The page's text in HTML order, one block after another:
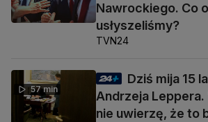
Nawrockiego. Co
usłyszeliśmy?
TVN24
57 min
Dziś mija 15
Andrzeja
nie uwierzę, że to